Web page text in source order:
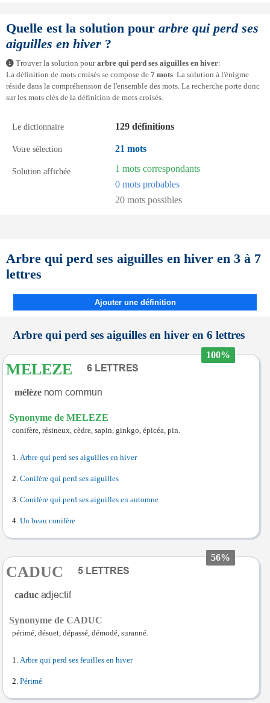
Quelle est la solution pour arbre qui perd ses
aiguilles en hiver ?
Trouver la solution pourarbre qui perd ses aiguilles en hiver:
La définition de mots croisés se compose de 7 mots. La solution à l'énigme
réside dans la compréhension de l'ensemble des mots. La recherche porte donc
sur les mots clés de la définition de mots croisés.
Le dictionnaire 129 définitions
Votre sélection 21 mots
Solution affichée
1 mots correspondants
0 mots probables
20 mots possibles
Arbre qui perd ses aiguilles en hiver en 3 à 7
lettres
Ajouter une définition
Arbre qui perd ses aiguilles en hiver en 6 lettres
100%
MELEZE
mélèze
Synonyme de MELEZE
conifère, résineux, cèdre, sapin, ginkgo, épicéa, pin.
Arbre qui perd ses aiguilles en hiver
Conifère qui perd ses aiguilles
Conifère qui perd ses aiguilles en automne
Un beau conifère
56%
CADUC
caduc
Synonyme de CADUC
périmé, désuet, dépassé, démodé, suranné.
Arbre qui perd ses feuilles en hiver
Périmé